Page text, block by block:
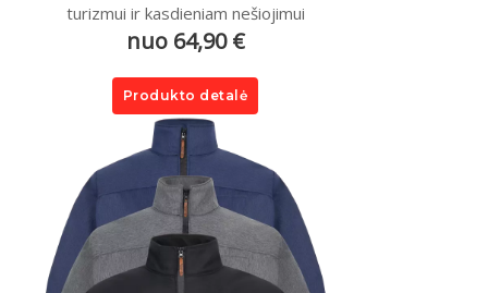
turizmui ir kasdieniam nešiojimui
nuo 64,90 €
Produkto detalė